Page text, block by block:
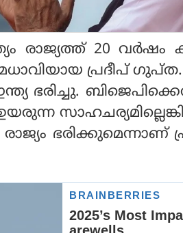
രാജ്യത്ത് 20 വര്‍ഷം
പ്രദീപ്
ഭരിച്ചു.
ഭരിക്കുമെന്നാണ്